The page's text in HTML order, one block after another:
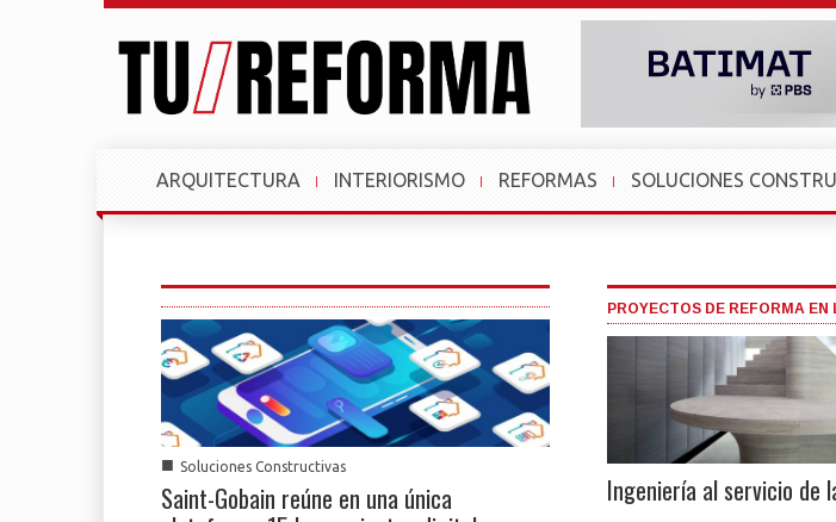
ARQUITECTURA INTERIORISMO REFORMAS SOLUCIONES
■ Soluciones Constructivas
Saint-Gobain reúne en una única
PROYECTOS DE REFORMA EN
Ingeniería al servicio de